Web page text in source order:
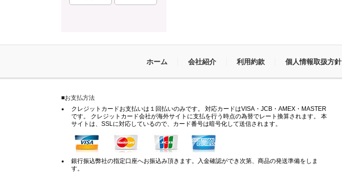
ホーム 会社紹介 利用約款 個人情報取扱方針
■お支払方法
クレジットカードお支払いは１回払いのみです。 対応カードはVISA・JCB・AMEX・MASTER
です。 クレジットカード会社が海外サイトに支払を行う時点の為替でレート換算されます。 本
サイトは、SSLに対応しているので、カード番号は暗号化して送信されます。
銀行振込弊社の指定口座へお振込み頂きます。入金確認ができ次第、商品の発送準備をしま
す。